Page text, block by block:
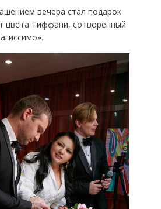
вечера стал подарок
цвета Тиффани, сотворенный